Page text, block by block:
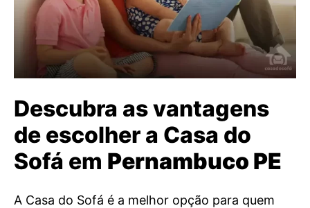
Descubra as vantagens
de escolher a Casa do
Sofá em Pernambuco PE
A Casa do Sofá é a melhor opção para quem